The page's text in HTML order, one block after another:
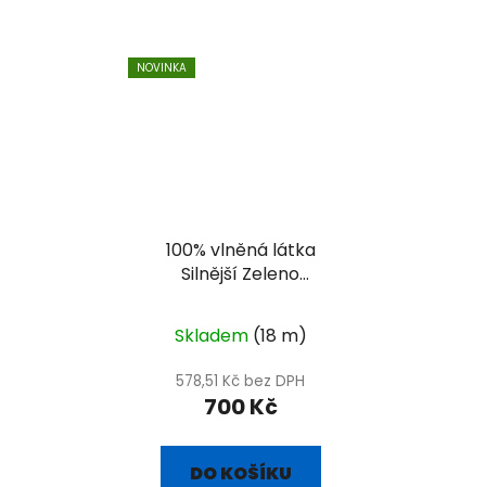
NOVINKA
100% vlněná látka
Silnější Zeleno
valchovaný
Skladem (18 m)
578,51 Kč bez DPH
700 Kč
DO KOŠÍKU